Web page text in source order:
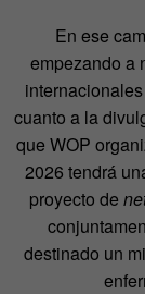
En ese
empezando a
cuanto a la
que WOP
2026 tendrá
proyecto de
destinado un